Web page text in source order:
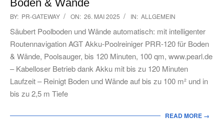
Boden & Wände
2025-
05-
26
BY: PR-GATEWAY ON: 26. MAI 2025 IN: ALLGEMEIN
Säubert Poolboden und Wände automatisch: mit intelligenter
Routennavigation AGT Akku-Poolreiniger PRR-120 für Boden
& Wände, Poolsauger, bis 120 Minuten, 100 qm, www.pearl.de
– Kabelloser Betrieb dank Akku mit bis zu 120 Minuten
Laufzeit – Reinigt Boden und Wände auf bis zu 100 m² und in
bis zu 2,5 m Tiefe
READ MORE →